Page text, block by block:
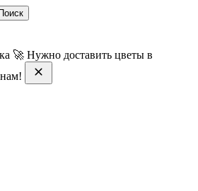
Поиск
🚀 Нужно доставить цветы в